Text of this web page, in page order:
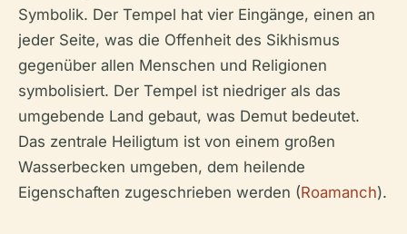
Symbolik. Der Tempel hat vier Eingänge, einen an
jeder Seite, was die Offenheit des Sikhismus
gegenüber allen Menschen und Religionen
symbolisiert. Der Tempel ist niedriger als das
umgebende Land gebaut, was Demut bedeutet.
Das zentrale Heiligtum ist von einem großen
Wasserbecken umgeben, dem heilende
Eigenschaften zugeschrieben werden (Roamanch).